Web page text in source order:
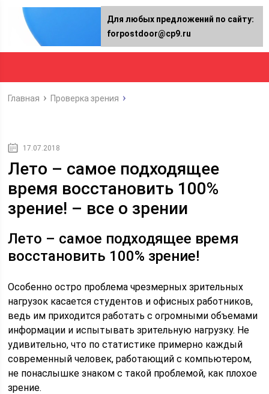
Главная Проверка зрения
17.07.2018
Лето – самое подходящее
время восстановить 100%
зрение! – все о зрении
Лето – самое подходящее время
восстановить 100% зрение!
Особенно остро проблема чрезмерных зрительных
нагрузок касается студентов и офисных работников,
ведь им приходится работать с огромными объемами
информации и испытывать зрительную нагрузку. Не
удивительно, что по статистике примерно каждый
современный человек, работающий с компьютером,
не понаслышке знаком с такой проблемой, как плохое
зрение.
Для любых предложений по сайту:
forpostdoor@cp9.ru